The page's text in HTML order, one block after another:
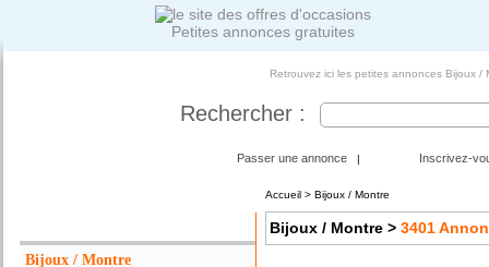
Petites annonces gratuites
Retrouvez ici les petites annonces Bijoux
Rechercher :
Passer une annonce | Inscrivez-
Bijoux / Montre
Accueil> Bijoux / Montre
Bijoux / Montre> 3401